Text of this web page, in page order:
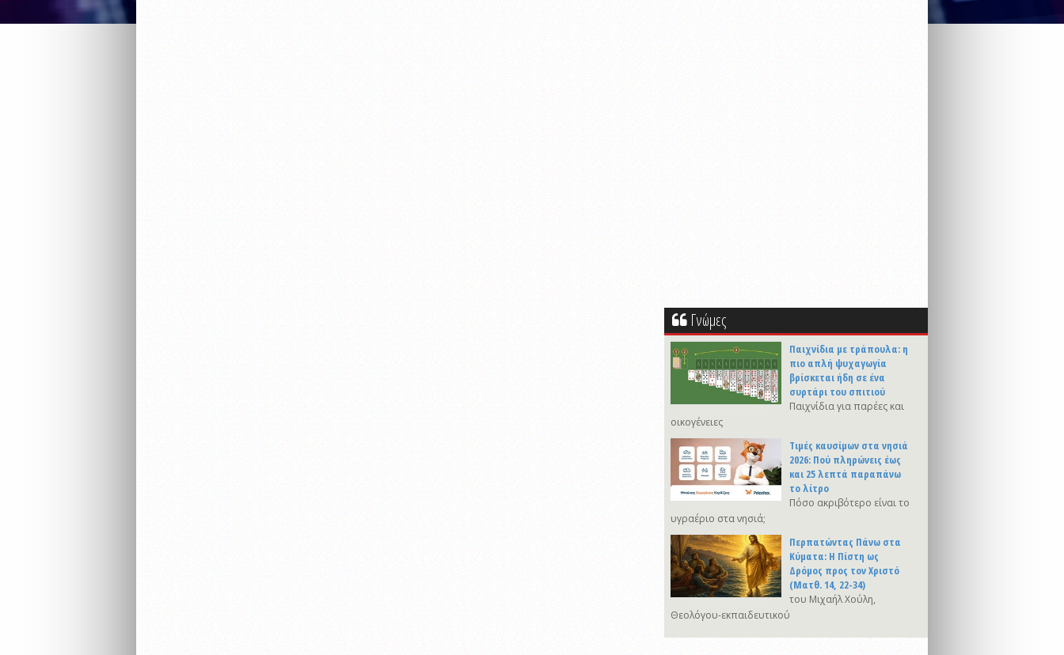
Γνώμες
Παιχνίδια με τράπουλα: η
πιο απλή ψυχαγωγία
βρίσκεται ήδη σε ένα
συρτάρι του σπιτιού
Παιχνίδια για παρέες και
οικογένειες
Τιμές καυσίμων στα νησιά
2026: Πού πληρώνεις έως
και 25 λεπτά παραπάνω
το λίτρο
Πόσο ακριβότερο είναι το
υγραέριο στα νησιά;
Περπατώντας Πάνω στα
Κύματα: Η Πίστη ως
Δρόμος προς τον Χριστό
(Ματθ. 14, 22-34)
του Μιχαήλ Χούλη,
Θεολόγου-εκπαιδευτικού